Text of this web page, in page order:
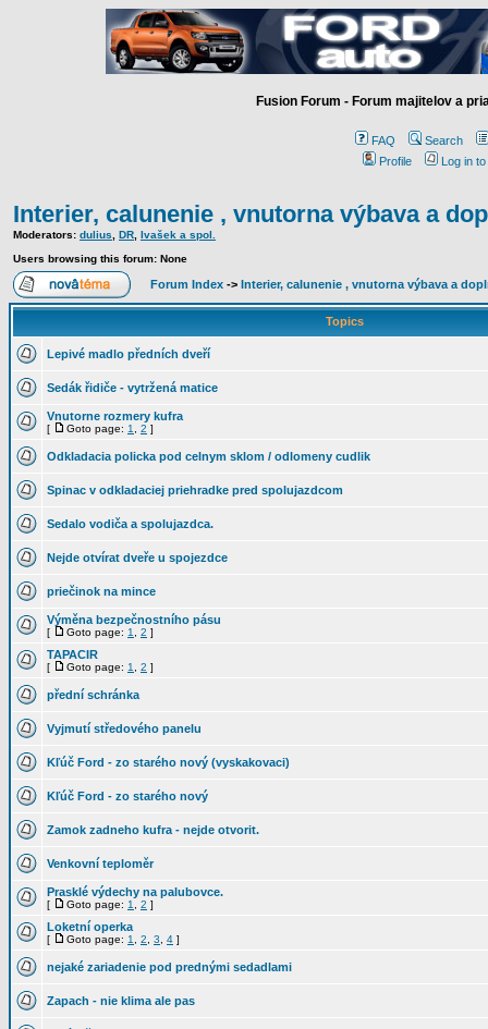
Fusion Forum - Forum majitelov a
FAQ
Search
Profile
Log in
Interier, calunenie , vnutorna výbava a
Moderators: dulius DR Ivašek a spol.
Users browsing this forum: None
Forum Index -> Interier, calunenie , vnutorna výbava a
Topics
Lepivé madlo předních dveří
Sedák řidiče - vytržená matice
Vnutorne rozmery kufra
[ Goto page: 1 2 ]
Odkladacia policka pod celnym sklom / odlomeny cudlik
Spinac v odkladaciej priehradke pred spolujazdcom
Sedalo vodiča a spolujazdca.
Nejde otvírat dveře u spojezdce
priečinok na mince
Výměna bezpečnostního pásu
[ Goto page: 1 2 ]
TAPACIR
[ Goto page: 1 2 ]
přední schránka
Vyjmutí středového panelu
Kľúč Ford - zo starého nový (vyskakovaci)
Kľúč Ford - zo starého nový
Zamok zadneho kufra - nejde otvorit.
Venkovní teploměr
Prasklé výdechy na palubovce.
[ Goto page: 1 2 ]
Loketní operka
[ Goto page: 1 2 3 4 ]
nejaké zariadenie pod prednými sedadlami
Zapach - nie klima ale pas